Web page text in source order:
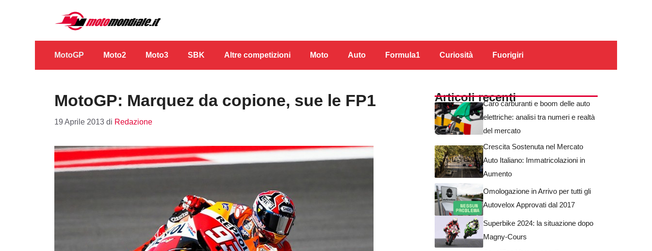
contenuto
MotoGP Moto2 Moto3 SBK Altre competizioni Moto Auto Formula1 Curiosità Fuorigiri
MotoGP: Marquez da copione, sue le FP1
19 Aprile 2013 di Redazione
Articoli recentiCaro carburanti e boom delle auto
elettriche: analisi tra numeri e realtà
del mercato
Crescita Sostenuta nel Mercato
Auto Italiano: Immatricolazioni in
Aumento
Omologazione in Arrivo per tutti gli
Autovelox Approvati dal 2017
Superbike 2024: la situazione dopo
Magny-Cours